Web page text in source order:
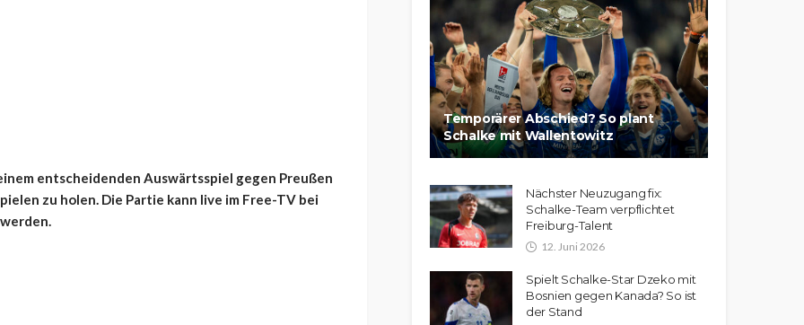
entscheidenden Auswärtsspiel gegen Preußen
zu holen. Die Partie kann live im Free-TV bei
Temporärer Abschied? So plant
Schalke mit Wallentowitz
Nächster Neuzugang fix:
Schalke-Team verpflichtet
Freiburg-Talent
12. Juni 2026
Spielt Schalke-Star Dzeko mit
Bosnien gegen Kanada? So ist
der Stand